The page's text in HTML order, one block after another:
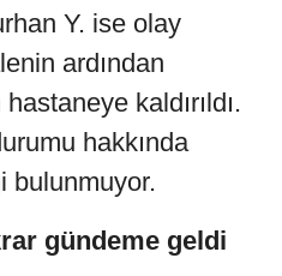
Y. ise olay
ardından
kaldırıldı.
hakkında
bulunmuyor.
gündeme geldi